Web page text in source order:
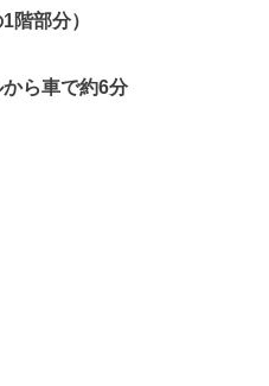
階部分）
から車で約6分